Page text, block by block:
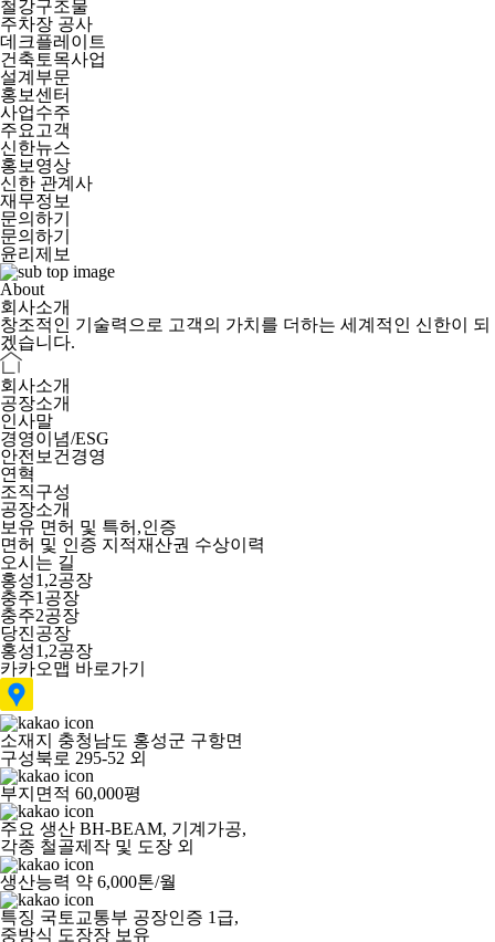
철강구조물
주차장 공사
데크플레이트
건축토목사업
설계부문
홍보센터
사업수주
주요고객
신한뉴스
홍보영상
신한 관계사
재무정보
문의하기
문의하기
윤리제보
About
회사소개
창조적인 기술력으로 고객의 가치를 더하는 세계적인 신한이 되
겠습니다.
회사소개
공장소개
인사말
경영이념/ESG
안전보건경영
연혁
조직구성
공장소개
보유 면허 및 특허,인증
면허 및 인증 지적재산권 수상이력
오시는 길
홍성1,2공장
충주1공장
충주2공장
당진공장
홍성1,2공장
카카오맵 바로가기
소재지
충청남도 홍성군 구항면
구성북로 295-52 외
부지면적 60,000평
주요 생산 BH-BEAM, 기계가공,
각종 철골제작 및 도장 외
생산능력 약 6,000톤/월
특징 국토교통부 공장인증 1급,
중방식 도장장 보유